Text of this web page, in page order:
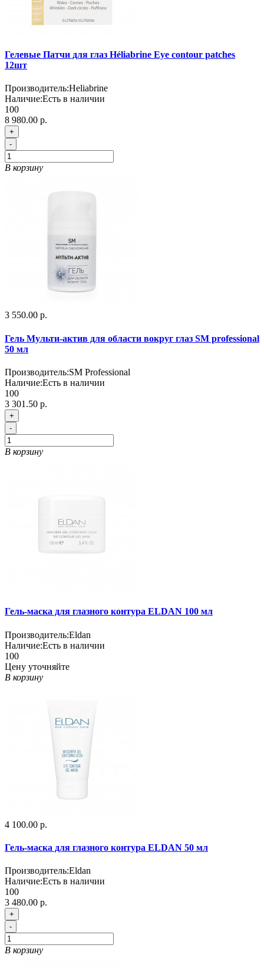
Гелевые Патчи для глаз Héliabrine Eye contour patches
12шт
Производитель:Heliabrine
Наличие:Есть в наличии
100
8 980.00 р.
+
-
В корзину
3 550.00 р.
Гель Мульти-актив для области вокруг глаз SM professional
50 мл
Производитель:SM Professional
Наличие:Есть в наличии
100
3 301.50 р.
+
-
В корзину
Гель-маска для глазного контура ELDAN 100 мл
Производитель:Eldan
Наличие:Есть в наличии
100
Цену уточняйте
В корзину
4 100.00 р.
Гель-маска для глазного контура ELDAN 50 мл
Производитель:Eldan
Наличие:Есть в наличии
100
3 480.00 р.
+
-
В корзину